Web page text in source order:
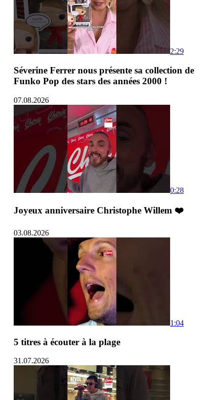
2:29
Séverine Ferrer nous présente sa collection de
Funko Pop des stars des années 2000 !
07.08.2026
0:28
Joyeux anniversaire Christophe Willem ❤️
03.08.2026
1:04
5 titres à écouter à la plage
31.07.2026